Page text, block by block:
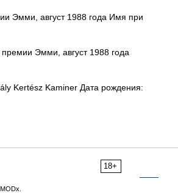
Эмми, август 1988 года Имя при
Эмми, август 1988 года
Kertész Kaminer Дата рождения:
18+